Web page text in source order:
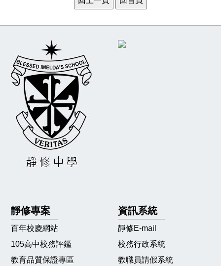
靜修專案
百年校慶網站
105高中校務評鑑
教育品質保證專區
資訊系統
靜修E-mail
校務行政系統
教職員請假系統